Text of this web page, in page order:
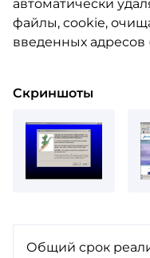
автоматически
файлы, cookie,
введенных адресов
Скриншоты
Общий срок